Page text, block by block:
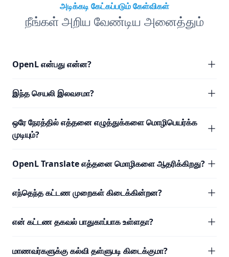
அடிக்கடி கேட்கப்படும் கேள்விகள்
நீங்கள் அறிய வேண்டிய அனைத்தும்
OpenL என்பது என்ன?
இந்த செயலி இலவசமா?
ஒரே நேரத்தில் எத்தனை எழுத்துக்களை மொழிபெயர்க்க
முடியும்?
OpenL Translate எத்தனை மொழிகளை ஆதரிக்கிறது?
எந்தெந்த கட்டண முறைகள் கிடைக்கின்றன?
என் கட்டண தகவல் பாதுகாப்பாக உள்ளதா?
மாணவர்களுக்கு கல்வி தள்ளுபடி கிடைக்குமா?